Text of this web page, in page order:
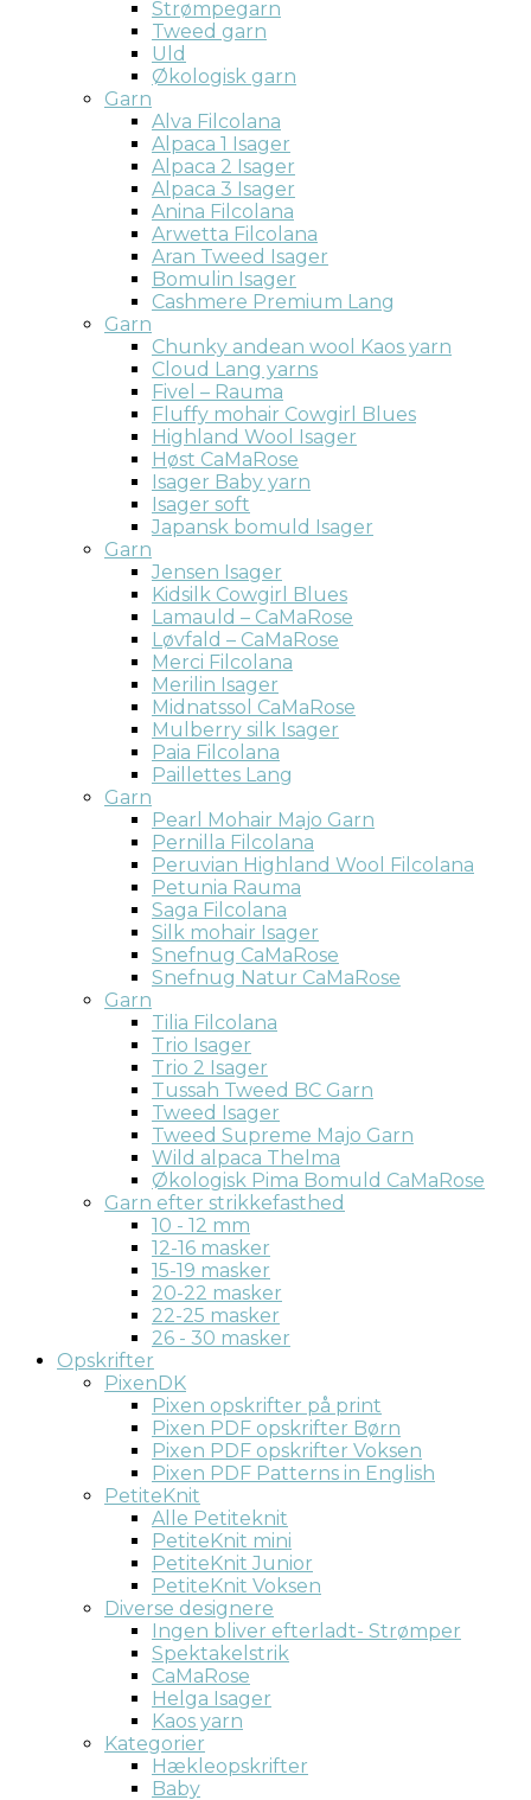
Strømpegarn
Tweed garn
Uld
Økologisk garn
Garn
Alva Filcolana
Alpaca 1 Isager
Alpaca 2 Isager
Alpaca 3 Isager
Anina Filcolana
Arwetta Filcolana
Aran Tweed Isager
Bomulin Isager
Cashmere Premium Lang
Garn
Chunky andean wool Kaos yarn
Cloud Lang yarns
Fivel – Rauma
Fluffy mohair Cowgirl Blues
Highland Wool Isager
Høst CaMaRose
Isager Baby yarn
Isager soft
Japansk bomuld Isager
Garn
Jensen Isager
Kidsilk Cowgirl Blues
Lamauld – CaMaRose
Løvfald – CaMaRose
Merci Filcolana
Merilin Isager
Midnatssol CaMaRose
Mulberry silk Isager
Paia Filcolana
Paillettes Lang
Garn
Pearl Mohair Majo Garn
Pernilla Filcolana
Peruvian Highland Wool Filcolana
Petunia Rauma
Saga Filcolana
Silk mohair Isager
Snefnug CaMaRose
Snefnug Natur CaMaRose
Garn
Tilia Filcolana
Trio Isager
Trio 2 Isager
Tussah Tweed BC Garn
Tweed Isager
Tweed Supreme Majo Garn
Wild alpaca Thelma
Økologisk Pima Bomuld CaMaRose
Garn efter strikkefasthed
10 - 12 mm
12-16 masker
15-19 masker
20-22 masker
22-25 masker
26 - 30 masker
Opskrifter
PixenDK
Pixen opskrifter på print
Pixen PDF opskrifter Børn
Pixen PDF opskrifter Voksen
Pixen PDF Patterns in English
PetiteKnit
Alle Petiteknit
PetiteKnit mini
PetiteKnit Junior
PetiteKnit Voksen
Diverse designere
Ingen bliver efterladt- Strømper
Spektakelstrik
CaMaRose
Helga Isager
Kaos yarn
Kategorier
Hækleopskrifter
Baby